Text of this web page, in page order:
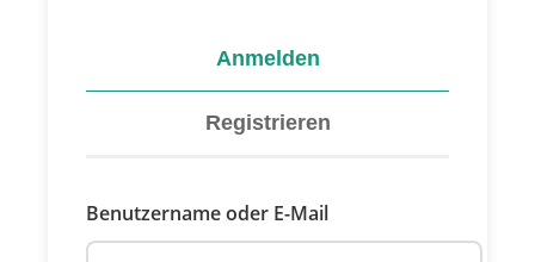
Anmelden
Registrieren
Benutzername oder E-Mail